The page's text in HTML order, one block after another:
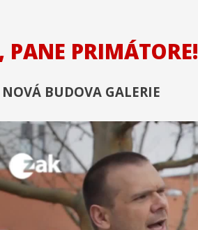
PANE PRIMÁTORE!
BUDOVA GALERIE